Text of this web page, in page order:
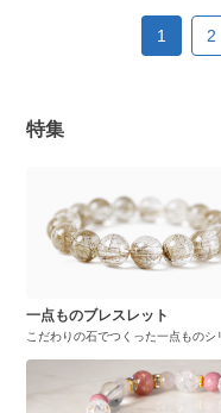
1 2
特集
一点ものブレスレット
こだわりの石でつくった一点ものシ